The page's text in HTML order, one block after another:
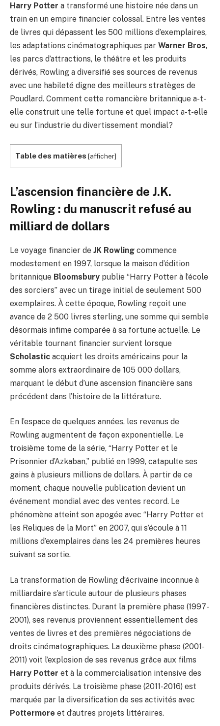
Harry Potter a transformé une histoire née dans un
train en un empire financier colossal. Entre les ventes
de livres qui dépassent les 500 millions d’exemplaires,
les adaptations cinématographiques par Warner Bros,
les parcs d’attractions, le théâtre et les produits
dérivés, Rowling a diversifié ses sources de revenus
avec une habileté digne des meilleurs stratèges de
Poudlard. Comment cette romancière britannique a-t-
elle construit une telle fortune et quel impact a-t-elle
eu sur l’industrie du divertissement mondial?
Table des matières [afficher]
L’ascension financière de J.K.
Rowling : du manuscrit refusé au
milliard de dollars
Le voyage financier de JK Rowling commence
modestement en 1997, lorsque la maison d’édition
britannique Bloomsbury publie “Harry Potter à l’école
des sorciers” avec un tirage initial de seulement 500
exemplaires. À cette époque, Rowling reçoit une
avance de 2 500 livres sterling, une somme qui semble
désormais infime comparée à sa fortune actuelle. Le
véritable tournant financier survient lorsque
Scholastic acquiert les droits américains pour la
somme alors extraordinaire de 105 000 dollars,
marquant le début d’une ascension financière sans
précédent dans l’histoire de la littérature.
En l’espace de quelques années, les revenus de
Rowling augmentent de façon exponentielle. Le
troisième tome de la série, “Harry Potter et le
Prisonnier d’Azkaban,” publié en 1999, catapulte ses
gains à plusieurs millions de dollars. À partir de ce
moment, chaque nouvelle publication devient un
événement mondial avec des ventes record. Le
phénomène atteint son apogée avec “Harry Potter et
les Reliques de la Mort” en 2007, qui s’écoule à 11
millions d’exemplaires dans les 24 premières heures
suivant sa sortie.
La transformation de Rowling d’écrivaine inconnue à
milliardaire s’articule autour de plusieurs phases
financières distinctes. Durant la première phase (1997-
2001), ses revenus proviennent essentiellement des
ventes de livres et des premières négociations de
droits cinématographiques. La deuxième phase (2001-
2011) voit l’explosion de ses revenus grâce aux films
Harry Potter et à la commercialisation intensive des
produits dérivés. La troisième phase (2011-2016) est
marquée par la diversification de ses activités avec
Pottermore et d’autres projets littéraires.